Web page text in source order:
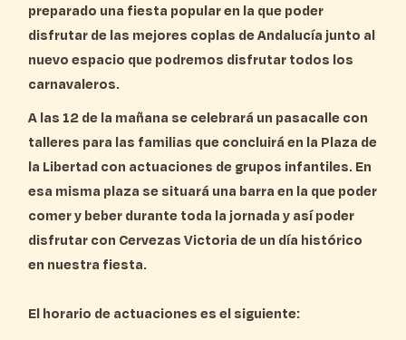
preparado una fiesta popular en la que poder
disfrutar de las mejores coplas de Andalucía junto al
nuevo espacio que podremos disfrutar todos los
carnavaleros.
A las 12 de la mañana se celebrará un pasacalle con
talleres para las familias que concluirá en la Plaza de
la Libertad con actuaciones de grupos infantiles. En
esa misma plaza se situará una barra en la que poder
comer y beber durante toda la jornada y así poder
disfrutar con Cervezas Victoria de un día histórico
en nuestra fiesta.
El horario de actuaciones es el siguiente: